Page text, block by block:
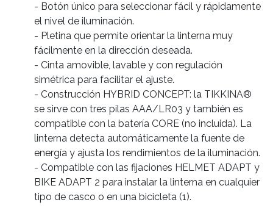
- Botón único para seleccionar fácil y rápidamente
el nivel de iluminación.
- Pletina que permite orientar la linterna muy
fácilmente en la dirección deseada.
- Cinta amovible, lavable y con regulación
simétrica para facilitar el ajuste.
- Construcción HYBRID CONCEPT: la TIKKINA®
se sirve con tres pilas AAA/LR03 y también es
compatible con la batería CORE (no incluida). La
linterna detecta automáticamente la fuente de
energía y ajusta los rendimientos de la iluminación.
- Compatible con las fijaciones HELMET ADAPT y
BIKE ADAPT 2 para instalar la linterna en cualquier
tipo de casco o en una bicicleta (1).